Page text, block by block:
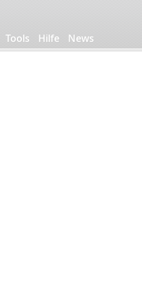
Tools Hilfe News